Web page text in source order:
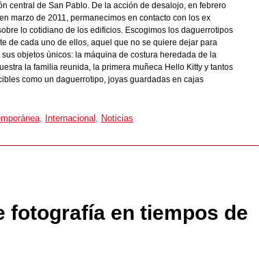
central de San Pablo. De la acción de desalojo, en febrero
marzo de 2011, permanecimos en contacto con los ex
lo cotidiano de los edificios. Escogimos los daguerrotipos
de cada uno de ellos, aquel que no se quiere dejar para
objetos únicos: la máquina de costura heredada de la
la familia reunida, la primera muñeca Hello Kitty y tantos
como un daguerrotipo, joyas guardadas en cajas
, Internacional , Noticias
fotografía en tiempos de